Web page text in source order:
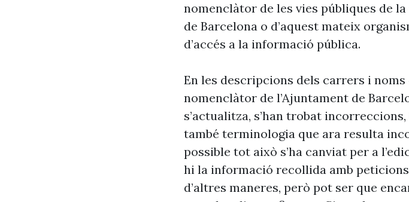
nomenclàtor de les vies públiques de
de Barcelona o d’aquest mateix
d’accés a la informació pública.
En les descripcions dels carrers i
nomenclàtor de l’Ajuntament de
s’actualitza, s’han trobat
també terminologia que ara resulta
possible tot això s’ha canviat per a
hi la informació recollida amb
d’altres maneres, però pot ser que